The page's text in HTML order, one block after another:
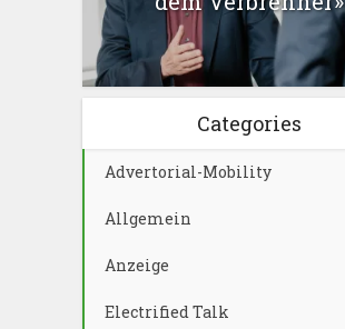
Categories
Advertorial-Mobility
Allgemein
Anzeige
Electrified Talk